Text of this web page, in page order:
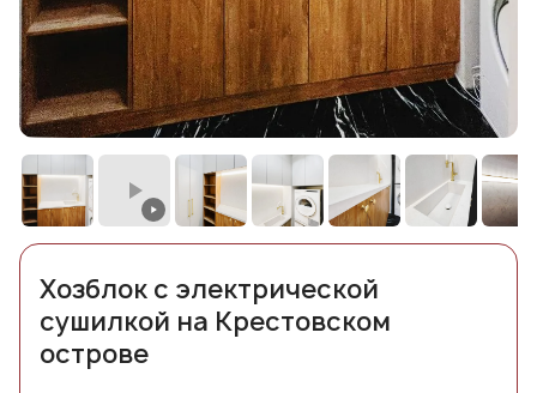
Хозблок с электрической
сушилкой на Крестовском
острове